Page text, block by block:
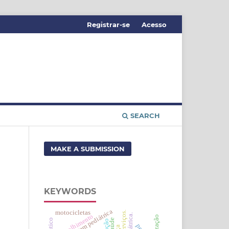
SEARCH
Registrar-se Acesso
MAKE A SUBMISSION
KEYWORDS
motocicletas